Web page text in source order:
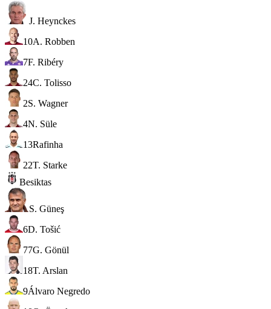
J. Heynckes
10A. Robben
7F. Ribéry
24C. Tolisso
2S. Wagner
4N. Süle
13Rafinha
22T. Starke
Besiktas
S. Güneş
6D. Tošić
77G. Gönül
18T. Arslan
9Álvaro Negredo